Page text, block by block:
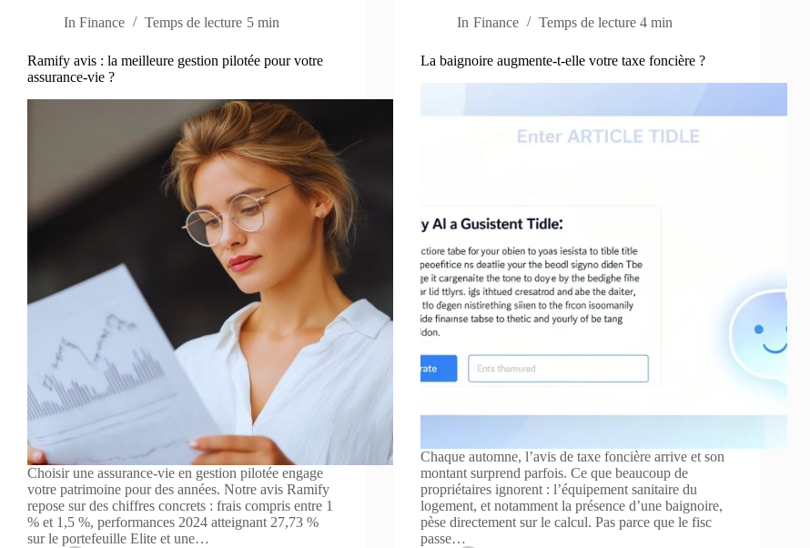
In Finance Temps de lecture 5 min
Ramify avis : la meilleure gestion pilotée pour votre
assurance-vie ?
Choisir une assurance-vie en gestion pilotée engage
votre patrimoine pour des années. Notre avis Ramify
repose sur des chiffres concrets : frais compris entre 1
% et 1,5 %, performances 2024 atteignant 27,73 %
sur le portefeuille Elite et une…
In Finance Temps de lecture 4 min
La baignoire augmente-t-elle votre taxe foncière ?
Chaque automne, l’avis de taxe foncière arrive et son
montant surprend parfois. Ce que beaucoup de
propriétaires ignorent : l’équipement sanitaire du
logement, et notamment la présence d’une baignoire,
pèse directement sur le calcul. Pas parce que le fisc
passe…